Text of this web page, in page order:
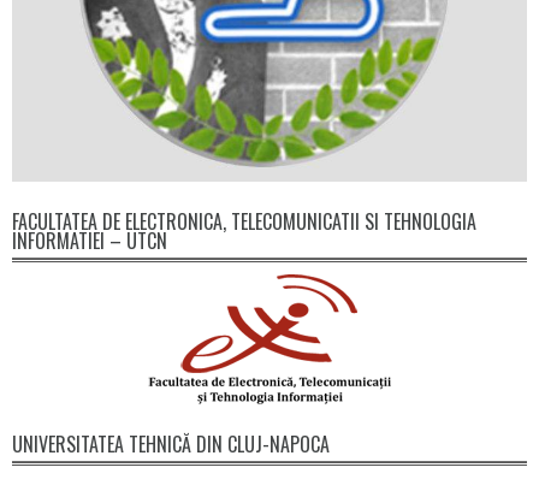
FACULTATEA DE ELECTRONICA, TELECOMUNICATII SI TEHNOLOGIA
INFORMATIEI – UTCN
UNIVERSITATEA TEHNICĂ DIN CLUJ-NAPOCA